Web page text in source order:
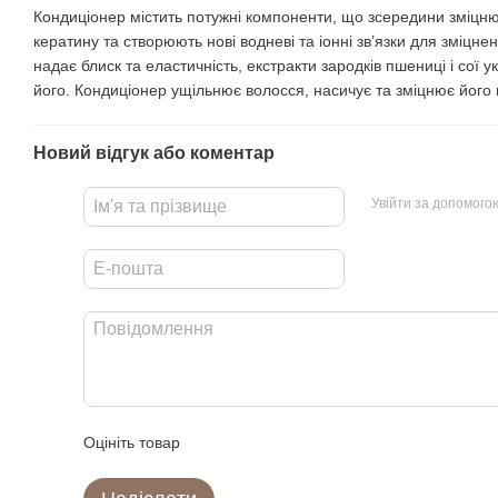
Кондиціонер містить потужні компоненти, що зсередини
кератину та створюють нові водневі та іонні зв’язки для
надає блиск та еластичність, екстракти зародків пшениці і сої
його. Кондиціонер ущільнює волосся, насичує та зміцнює його
Новий відгук або коментар
Увійти за
Оцініть товар